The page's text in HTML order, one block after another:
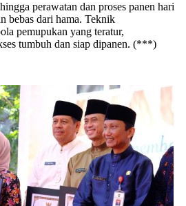
perawatan dan proses panen hari
bebas dari hama. Teknik
pemupukan yang teratur,
tumbuh dan siap dipanen. (***)